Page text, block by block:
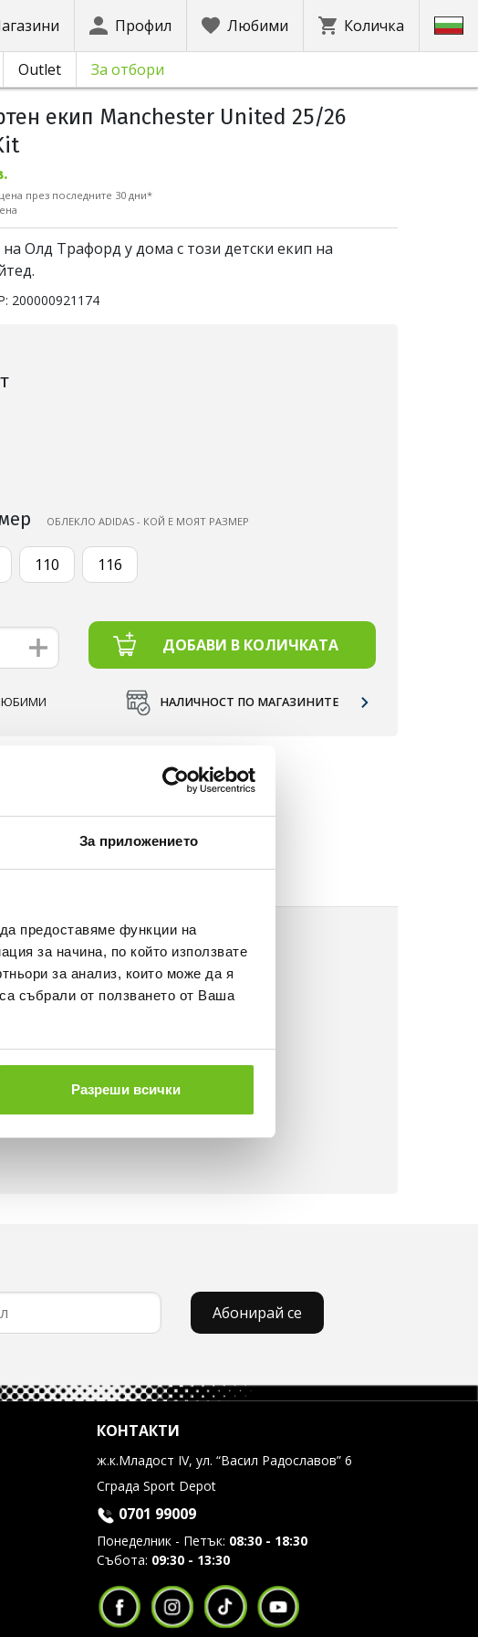
За приложението
предоставяме функции на
за начина, по който използвате
за анализ, които може да я
събрали от ползването от Ваша
Разреши всички
Профил Любими Количка
Outlet За отбори
екип Manchester United 25/26
през последните 30 дни*
на Олд Трафорд у дома с този детски екип на
200000921174
OБЛЕКЛО ADIDAS - КОЙ Е МОЯТ РАЗМЕР
110 116
ДОБАВИ В КОЛИЧКАТА
НАЛИЧНОСТ ПО МАГАЗИНИТЕ
ВРЪЩАНЕ
Абонирай се
КОНТАКТИ
ж.к.Младост IV, ул. “Васил Радославов” 6
Сграда Sport Depot
0701 99009
Понеделник - Петък: 08:30 - 18:30
Събота: 09:30 - 13:30